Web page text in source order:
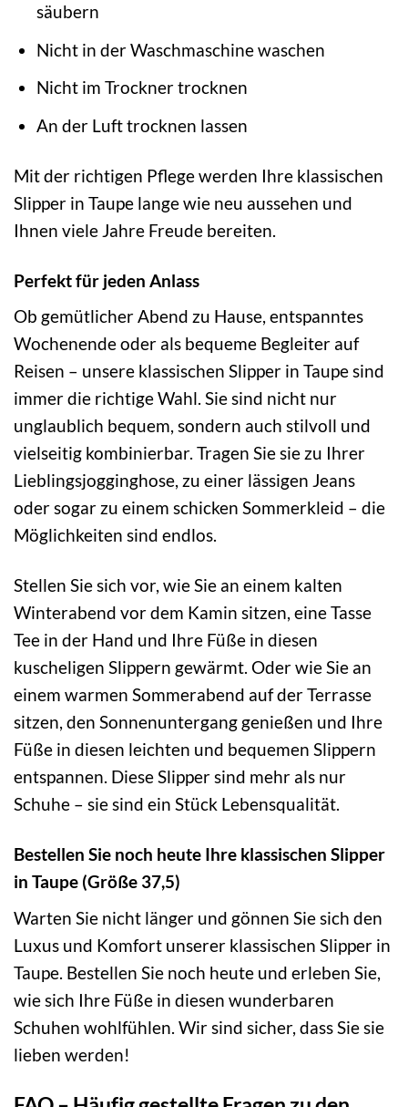
säubern
Nicht in der Waschmaschine waschen
Nicht im Trockner trocknen
An der Luft trocknen lassen
Mit der richtigen Pflege werden Ihre klassischen
Slipper in Taupe lange wie neu aussehen und
Ihnen viele Jahre Freude bereiten.
Perfekt für jeden Anlass
Ob gemütlicher Abend zu Hause, entspanntes
Wochenende oder als bequeme Begleiter auf
Reisen – unsere klassischen Slipper in Taupe sind
immer die richtige Wahl. Sie sind nicht nur
unglaublich bequem, sondern auch stilvoll und
vielseitig kombinierbar. Tragen Sie sie zu Ihrer
Lieblingsjogginghose, zu einer lässigen Jeans
oder sogar zu einem schicken Sommerkleid – die
Möglichkeiten sind endlos.
Stellen Sie sich vor, wie Sie an einem kalten
Winterabend vor dem Kamin sitzen, eine Tasse
Tee in der Hand und Ihre Füße in diesen
kuscheligen Slippern gewärmt. Oder wie Sie an
einem warmen Sommerabend auf der Terrasse
sitzen, den Sonnenuntergang genießen und Ihre
Füße in diesen leichten und bequemen Slippern
entspannen. Diese Slipper sind mehr als nur
Schuhe – sie sind ein Stück Lebensqualität.
Bestellen Sie noch heute Ihre klassischen Slipper
in Taupe (Größe 37,5)
Warten Sie nicht länger und gönnen Sie sich den
Luxus und Komfort unserer klassischen Slipper in
Taupe. Bestellen Sie noch heute und erleben Sie,
wie sich Ihre Füße in diesen wunderbaren
Schuhen wohlfühlen. Wir sind sicher, dass Sie sie
lieben werden!